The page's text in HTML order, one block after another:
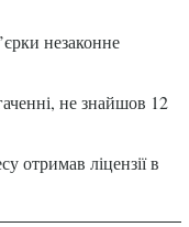
незаконне
не знайшов 12
отримав ліцензії в